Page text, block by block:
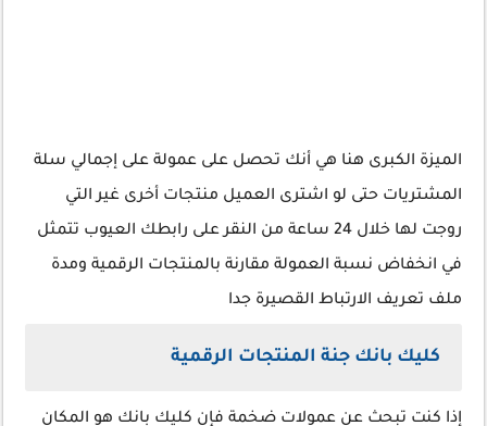
الميزة الكبرى هنا هي أنك تحصل على عمولة على إجمالي سلة
المشتريات حتى لو اشترى العميل منتجات أخرى غير التي
روجت لها خلال 24 ساعة من النقر على رابطك العيوب تتمثل
في انخفاض نسبة العمولة مقارنة بالمنتجات الرقمية ومدة
ملف تعريف الارتباط القصيرة جدا
كليك بانك جنة المنتجات الرقمية
إذا كنت تبحث عن عمولات ضخمة فإن كليك بانك هو المكان